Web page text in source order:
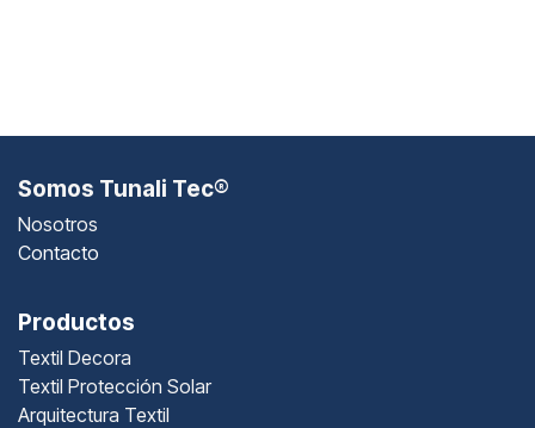
Somos Tunali Tec®
Nosotros
Contacto
Productos
Textil Decora
Textil Protección Solar
Arquitectura Textil